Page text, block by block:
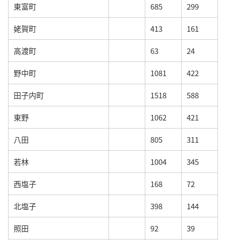
東富町 685 299
姥賀町 413 161
高渡町 63 24
野中町 1081 422
田子内町 1518 588
東野 1062 421
八田 805 311
若林 1004 345
西塩子 168 72
北塩子 398 144
照田 92 39